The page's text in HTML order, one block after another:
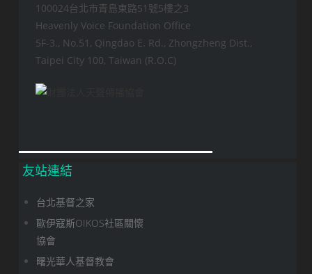
100024台北市青島東路51號5樓之3
Heavenly Voice Foundation Office
5F-3., No.51, Qingdao E. Rd., Zhongzheng Dist.,
Taipei City 100, Taiwan (R.O.C)
友站連結
台北基督之家
歐伊寇斯OIKOS社區關懷
協會
曙光華人基督教會